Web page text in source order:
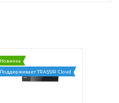
Новинка
Поддерживает TRASSIR Cloud